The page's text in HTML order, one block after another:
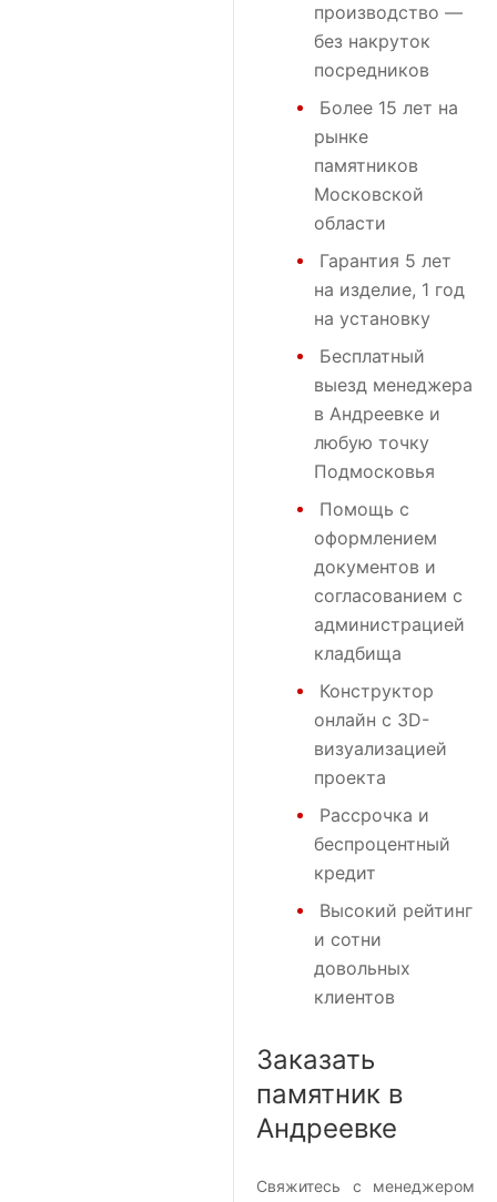
производство —
без накруток
посредников
Более 15 лет на
рынке
памятников
Московской
области
Гарантия 5 лет
на изделие, 1 год
на установку
Бесплатный
выезд менеджера
в Андреевке и
любую точку
Подмосковья
Помощь с
оформлением
документов и
согласованием с
администрацией
кладбища
Конструктор
онлайн с 3D-
визуализацией
проекта
Рассрочка и
беспроцентный
кредит
Высокий рейтинг
и сотни
довольных
клиентов
Заказать
памятник в
Андреевке
Свяжитесь с менеджером